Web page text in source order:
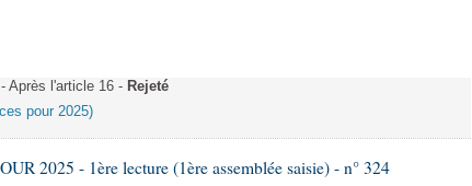
Après l'article 16 - Rejeté
pour 2025)
2025 - 1ère lecture (1ère assemblée saisie) - n° 324